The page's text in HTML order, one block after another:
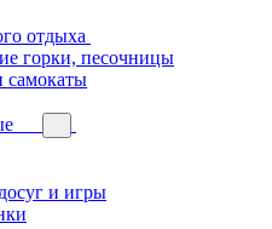
отдыха
горки, песочницы
самокаты
и игры